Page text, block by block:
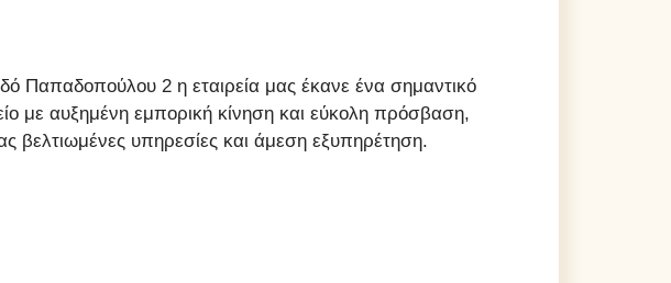
Παπαδοπούλου 2 η εταιρεία μας έκανε ένα σημαντικό
με αυξημένη εμπορική κίνηση και εύκολη πρόσβαση,
βελτιωμένες υπηρεσίες και άμεση εξυπηρέτηση.